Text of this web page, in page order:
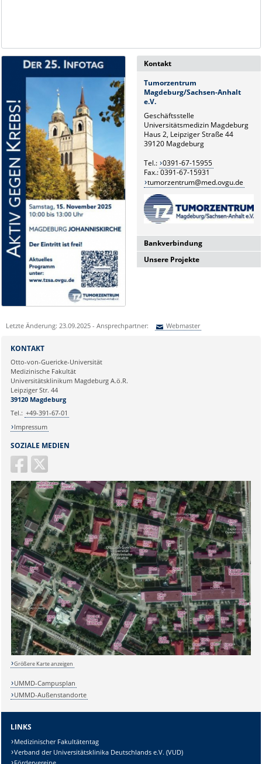
Kontakt
Tumorzentrum
Magdeburg/Sachsen-Anhalt
e.V.
Geschäftsstelle
Universitätsmedizin Magdeburg
Haus 2, Leipziger Straße 44
39120 Magdeburg
Tel.: 0391-67-15955
Fax.: 0391-67-15931
tumorzentrum@med.ovgu.de
Bankverbindung
Deutsche Apotheker- und
Unsere Projekte
Letzte Änderung: 23.09.2025 - Ansprechpartner: Webmaster
Ihre E-Mailadresse:
Ihr Anliegen:
SOZIALE MEDIEN
KONTAKT
Otto-von-Guericke-Universität
Medizinische Fakultät
Universitätsklinikum Magdeburg A.ö.R.
Leipziger Str. 44
39120 Magdeburg
Tel.: +49-391-67-01
Impressum
Größere Karte anzeigen
UMMD-Campusplan
UMMD-Außenstandorte
LINKS
Medizinischer Fakultätentag
Verband der Universitätsklinika Deutschlands e.V. (VUD)